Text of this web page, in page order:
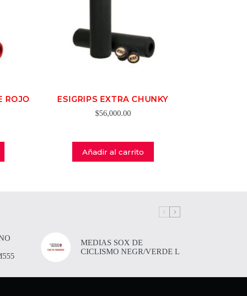
ROJO ESIGRIPS EXTRA CHUNKY
$56,000.00
Añadir al carrito
MEDIAS SOX DE
CICLISMO NEGR/VERDE L